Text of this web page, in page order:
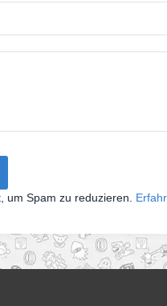
um Spam zu reduzieren.